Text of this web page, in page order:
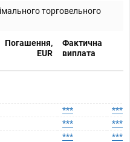
торговельного
Погашення,
EUR
Фактична
виплата
***
***
***
***
***
***